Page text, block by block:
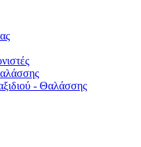
- Θαλάσσης